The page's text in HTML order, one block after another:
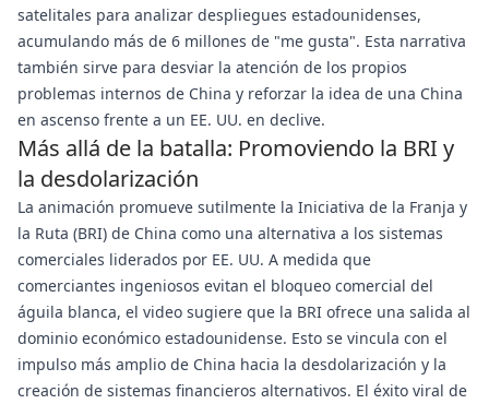
satelitales para analizar despliegues estadounidenses,
acumulando más de 6 millones de "me gusta". Esta narrativa
también sirve para desviar la atención de los propios
problemas internos de China y reforzar la idea de una China
en ascenso frente a un EE. UU. en declive.
Más allá de la batalla: Promoviendo la BRI y
la desdolarización
La animación promueve sutilmente la Iniciativa de la Franja y
la Ruta (BRI) de China como una alternativa a los sistemas
comerciales liderados por EE. UU. A medida que
comerciantes ingeniosos evitan el bloqueo comercial del
águila blanca, el video sugiere que la BRI ofrece una salida al
dominio económico estadounidense. Esto se vincula con el
impulso más amplio de China hacia la desdolarización y la
creación de sistemas financieros alternativos. El éxito viral de